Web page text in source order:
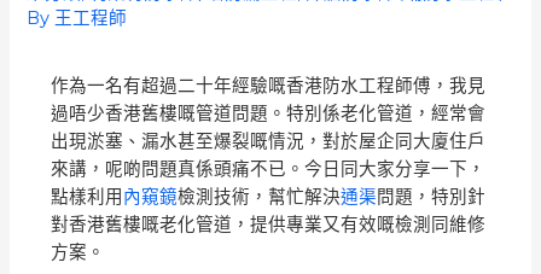
By 王工程師
作為一名有超過二十年經驗嘅香港防水工程師傅，我見
過唔少香港舊樓嘅管道問題。特別係老化管道，經常會
出現淤塞、漏水甚至爆裂嘅情況，對於屋企同大廈住戶
來講，呢啲問題真係頭痛不已。今日同大家分享一下，
點樣利用 內窺鏡檢測技術，幫忙解決通渠問題，特別針
對香港舊樓嘅老化管道，提供專業又有效嘅檢測同維修
方案。